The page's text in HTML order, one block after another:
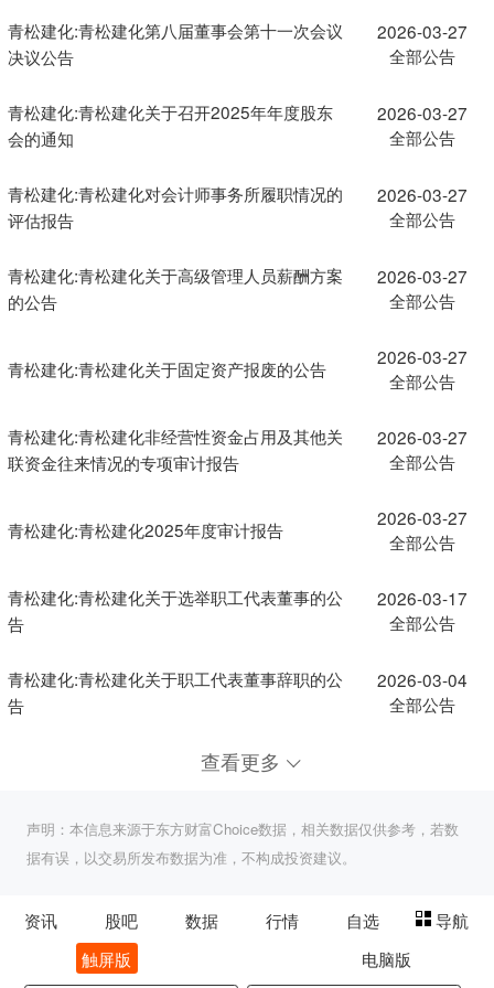
青松建化:青松建化第八届董事会第十一次会议
决议公告
2026-03-27
全部公告
青松建化:青松建化关于召开2025年年度股东
会的通知
2026-03-27
全部公告
青松建化:青松建化对会计师事务所履职情况的
评估报告
2026-03-27
全部公告
青松建化:青松建化关于高级管理人员薪酬方案
的公告
2026-03-27
全部公告
青松建化:青松建化关于固定资产报废的公告
2026-03-27
全部公告
青松建化:青松建化非经营性资金占用及其他关
联资金往来情况的专项审计报告
2026-03-27
全部公告
青松建化:青松建化2025年度审计报告
2026-03-27
全部公告
青松建化:青松建化关于选举职工代表董事的公
告
2026-03-17
全部公告
青松建化:青松建化关于职工代表董事辞职的公
告
2026-03-04
全部公告
查看更多
声明：本信息来源于东方财富Choice数据，相关数据仅供参考，若数
据有误，以交易所发布数据为准，不构成投资建议。
资讯 股吧 数据 行情 自选
导航
触屏版
电脑版